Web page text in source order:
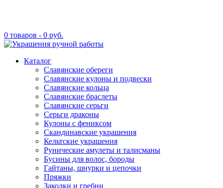
0 товаров - 0 руб.
Каталог
Славянские обереги
Славянские кулоны и подвески
Славянские кольца
Славянские браслеты
Славянские серьги
Серьги драконы
Кулоны с фениксом
Скандинавские украшения
Кельтские украшения
Рунические амулеты и талисманы
Бусины для волос, бороды
Гайтаны, шнурки и цепочки
Пряжки
Заколки и гребни